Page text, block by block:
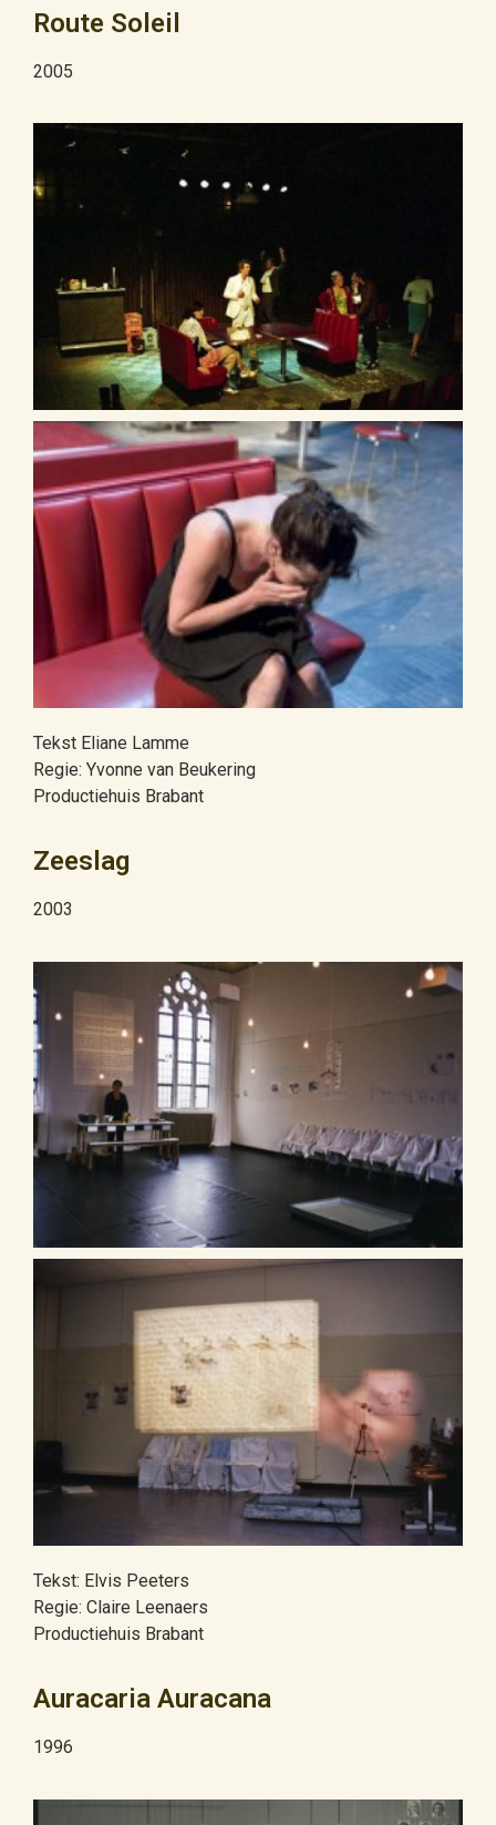
Route Soleil
2005
Tekst Eliane Lamme
Regie: Yvonne van Beukering
Productiehuis Brabant
Zeeslag
2003
Tekst: Elvis Peeters
Regie: Claire Leenaers
Productiehuis Brabant
Auracaria Auracana
1996